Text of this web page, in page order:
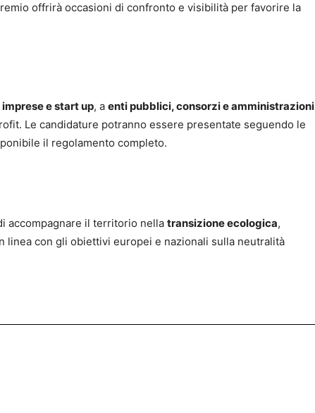
offrirà occasioni di confronto e visibilità per favorire la
imprese e start up, a enti pubblici, consorzi e amministrazioni
Le candidature potranno essere presentate seguendo le
il regolamento completo.
accompagnare il territorio nella transizione ecologica,
con gli obiettivi europei e nazionali sulla neutralità